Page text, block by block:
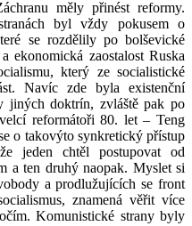
měly přinést reformy.
byl vždy pokusem o
se rozdělily po bolševické
ekonomická zaostalost Ruska
který ze socialistické
Navíc zde byla existenční
jiných doktrín, zvláště pak po
reformátoři 80. let – Teng
o takovýto synkretický přístup
jeden chtěl postupovat od
a ten druhý naopak. Myslet si
a prodlužujících se front
znamená věřit více
Komunistické strany byly